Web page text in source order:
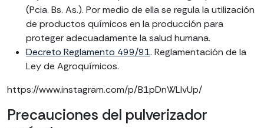
(Pcia. Bs. As.). Por medio de ella se regula la utilización
de productos químicos en la producción para
proteger adecuadamente la salud humana.
Decreto Reglamento 499/91. Reglamentación de la
Ley de Agroquímicos.
https://www.instagram.com/p/B1pDnWLlvUp/
Precauciones del pulverizador